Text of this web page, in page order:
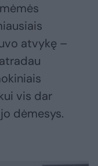
atvykę –
vis dar
dėmesys.